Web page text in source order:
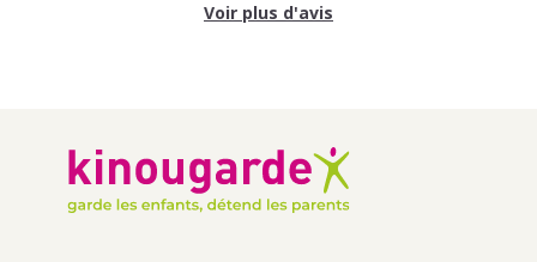
Voir plus d'avis